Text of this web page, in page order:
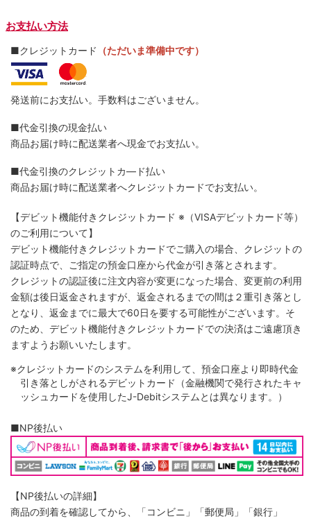
お支払い方法
■クレジットカード （ただいま準備中です）
発送前にお支払い。手数料はございません。
■代金引換の現金払い
商品お届け時に配送業者へ現金でお支払い。
■代金引換のクレジットカ―ド払い
商品お届け時に配送業者へクレジットカードでお支払い。
【デビット機能付きクレジットカード ※（VISAデビットカード等）
のご利用について】
デビット機能付きクレジットカードでご購入の場合、クレジットの
認証時点で、ご指定の預金口座から代金が引き落とされます。
クレジットの認証後に注文内容が変更になった場合、変更前の利用
金額は後日返金されますが、返金されるまでの間は２重引き落とし
となり、返金までに最大で60日を要する可能性がございます。そ
のため、デビット機能付きクレジットカードでの決済はご遠慮頂き
ますようお願いいたします。
※クレジットカードのシステムを利用して、預金口座より即時代金
引き落としがされるデビットカード（金融機関で発行されたキャ
ッシュカードを使用したJ-Debitシステムとは異なります。）
■NP後払い
【NP後払いの詳細】
商品の到着を確認してから、「コンビニ」「郵便局」「銀行」